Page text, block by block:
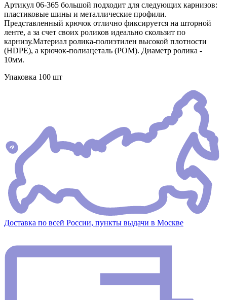
Артикул 06-365 большой подходит для следующих карнизов:
пластиковые шины и металлические профили.
Представленный крючок отлично фиксируется на шторной
ленте, а за счет своих роликов идеально скользит по
карнизу.Материал ролика-полиэтилен высокой плотности
(HDPE), а крючок-полиацеталь (POM). Диаметр ролика -
10мм.
Упаковка 100 шт
Доставка по всей России, пункты выдачи в Москве